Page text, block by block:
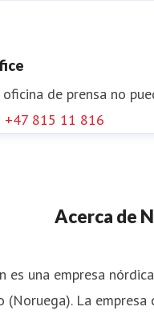
oficina de prensa no
+47 815 11 816
Acerca de
es una empresa
(Noruega). La